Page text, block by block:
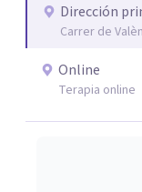
el trauma, la
como procesos
respetuoso,
Dirección
Carrer de
Online
Terapia online